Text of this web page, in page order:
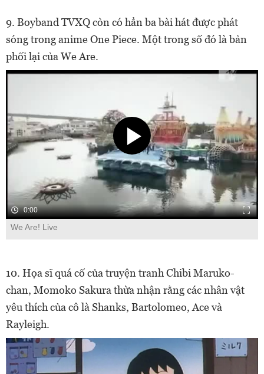
9. Boyband TVXQ còn có hẳn ba bài hát được phát
sóng trong anime One Piece. Một trong số đó là bản
phối lại của We Are.
0:00
We Are! Live
10. Họa sĩ quá cố của truyện tranh Chibi Maruko-
chan, Momoko Sakura thừa nhận rằng các nhân vật
yêu thích của cô là Shanks, Bartolomeo, Ace và
Rayleigh.